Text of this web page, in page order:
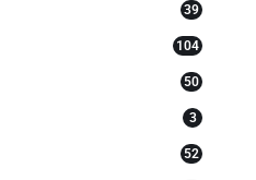
39
104
50
3
52